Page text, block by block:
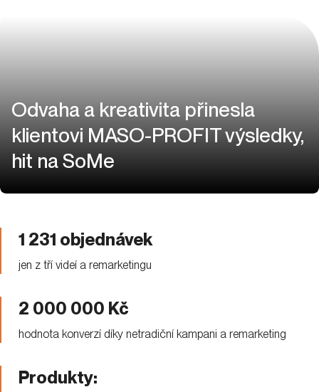
Odvaha a kreativita přinesla
klientovi MASO-PROFIT výsledky,
hit na SoMe
1 231 objednávek
jen z tří videí a remarketingu
2 000 000 Kč
hodnota konverzí díky netradiční kampani a remarketing
Produkty: